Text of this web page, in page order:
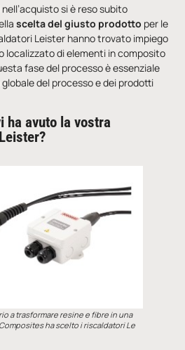
si è reso subito
scelta del giusto prodotto per le
Leister hanno trovato impiego
localizzato di elementi in composito
fase del processo è essenziale
del processo e dei prodotti
ha avuto la vostra
a trasformare resine e fibre in una
ha scelto i riscaldatori Le